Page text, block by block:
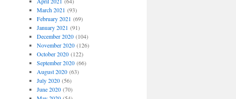
March 2021 (93)
February 2021 (69)
January 2021 (91)
December 2020(104)
November 2020(126)
October 2020(122)
September 2020(66)
August 2020(63)
July 2020(56)
June 2020(70)